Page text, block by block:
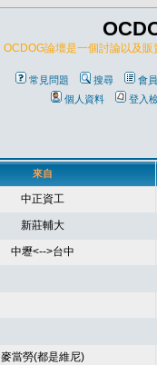
OCDOG論壇是一個討論以及
常見問題 搜尋 會
個人資料
登入
來自
中正資工
新莊輔大
中壢<-->台中
麥當勞(都是維尼)